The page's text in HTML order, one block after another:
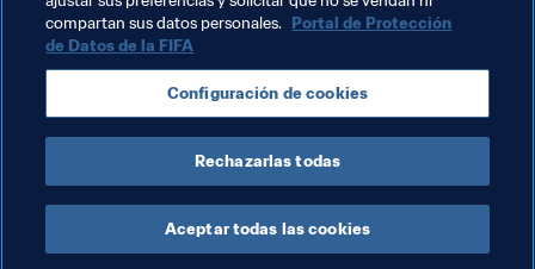
Temas relacionados
China PR AFC Brazil CONMEBOL
compartan sus datos personales. Portal de Protección
de Datos de la FIFA
Configuración de cookies
Rechazarlas todas
Aceptar todas las cookies